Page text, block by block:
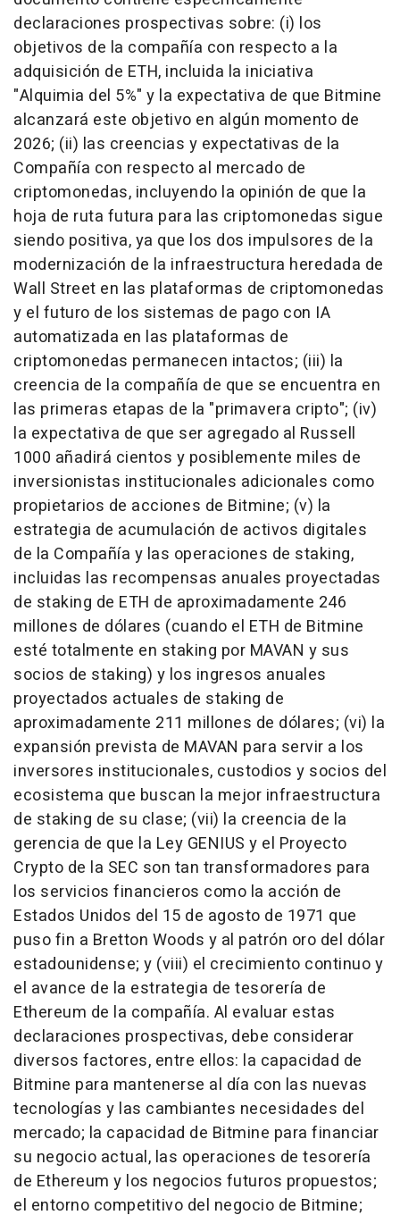
declaraciones prospectivas sobre: (i) los
objetivos de la compañía con respecto a la
adquisición de ETH, incluida la iniciativa
"Alquimia del 5%" y la expectativa de que Bitmine
alcanzará este objetivo en algún momento de
2026; (ii) las creencias y expectativas de la
Compañía con respecto al mercado de
criptomonedas, incluyendo la opinión de que la
hoja de ruta futura para las criptomonedas sigue
siendo positiva, ya que los dos impulsores de la
modernización de la infraestructura heredada de
Wall Street en las plataformas de criptomonedas
y el futuro de los sistemas de pago con IA
automatizada en las plataformas de
criptomonedas permanecen intactos; (iii) la
creencia de la compañía de que se encuentra en
las primeras etapas de la "primavera cripto"; (iv)
la expectativa de que ser agregado al Russell
1000 añadirá cientos y posiblemente miles de
inversionistas institucionales adicionales como
propietarios de acciones de Bitmine; (v) la
estrategia de acumulación de activos digitales
de la Compañía y las operaciones de staking,
incluidas las recompensas anuales proyectadas
de staking de ETH de aproximadamente 246
millones de dólares (cuando el ETH de Bitmine
esté totalmente en staking por MAVAN y sus
socios de staking) y los ingresos anuales
proyectados actuales de staking de
aproximadamente 211 millones de dólares; (vi) la
expansión prevista de MAVAN para servir a los
inversores institucionales, custodios y socios del
ecosistema que buscan la mejor infraestructura
de staking de su clase; (vii) la creencia de la
gerencia de que la Ley GENIUS y el Proyecto
Crypto de la SEC son tan transformadores para
los servicios financieros como la acción de
Estados Unidos del 15 de agosto de 1971 que
puso fin a Bretton Woods y al patrón oro del dólar
estadounidense; y (viii) el crecimiento continuo y
el avance de la estrategia de tesorería de
Ethereum de la compañía. Al evaluar estas
declaraciones prospectivas, debe considerar
diversos factores, entre ellos: la capacidad de
Bitmine para mantenerse al día con las nuevas
tecnologías y las cambiantes necesidades del
mercado; la capacidad de Bitmine para financiar
su negocio actual, las operaciones de tesorería
de Ethereum y los negocios futuros propuestos;
el entorno competitivo del negocio de Bitmine;